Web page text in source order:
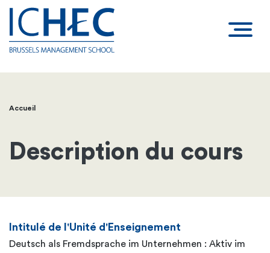
Fil
d'Ariane
Accueil
Description du cours
Intitulé de l'Unité d'Enseignement
Deutsch als Fremdsprache im Unternehmen : Aktiv im